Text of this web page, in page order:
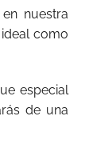
nuestra
como
especial
de una